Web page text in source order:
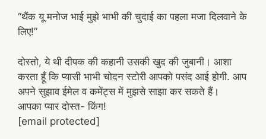
“थैंक यू मनोज भाई मुझे भाभी की चुदाई का पहला मजा दिलवाने के
लिए!”
दोस्तो, ये थी दीपक की कहानी उसकी खुद की जुबानी। आशा
करता हूँ कि प्यासी भाभी चोदन स्टोरी आपको पसंद आई होगी. आप
अपने सुझाव ईमेल व कमेंट्स में मुझसे साझा कर सकते हैं।
आपका प्यार दोस्त- किंग!
[email protected]